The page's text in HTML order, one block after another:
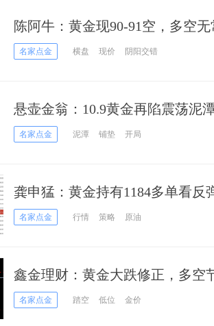
陈阿牛：黄金现90-91空，多空
名家点金 横盘 现价 阴阳交错
悬壶金翁：10.9黄金再陷震荡泥
名家点金 泥潭 铺垫 开局
龚申猛：黄金持有1184多单看反
名家点金 行情 策略 原油
鑫金理财：黄金大跌修正，多空
名家点金 踏空 低位 金价